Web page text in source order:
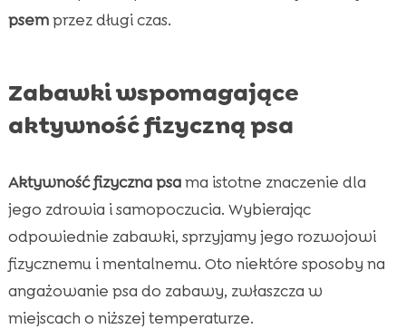
psemprzez długi czas.
Zabawki wspomagające
aktywność fizyczną psa
Aktywność fizyczna psama istotne znaczenie dla
jego zdrowia i samopoczucia. Wybierając
odpowiednie zabawki, sprzyjamy jego rozwojowi
fizycznemu i mentalnemu. Oto niektóre sposoby na
angażowanie psa do zabawy, zwłaszcza w
miejscach o niższej temperaturze.